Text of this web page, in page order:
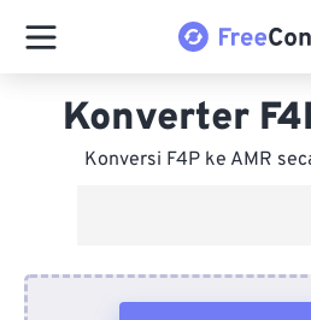
Konverter
Konversi F4P ke AMR